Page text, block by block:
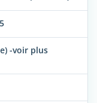
-voir plus